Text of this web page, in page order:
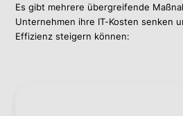
Es gibt mehrere übergreifende
Unternehmen ihre IT-Kosten senken
Effizienz steigern können: